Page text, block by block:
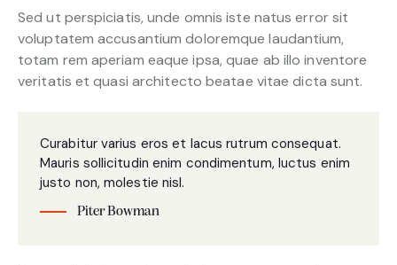
Sed ut perspiciatis, unde omnis iste natus error sit
voluptatem accusantium doloremque laudantium,
totam rem aperiam eaque ipsa, quae ab illo inventore
veritatis et quasi architecto beatae vitae dicta sunt.
Curabitur varius eros et lacus rutrum consequat.
Mauris sollicitudin enim condimentum, luctus enim
justo non, molestie nisl.
Piter Bowman